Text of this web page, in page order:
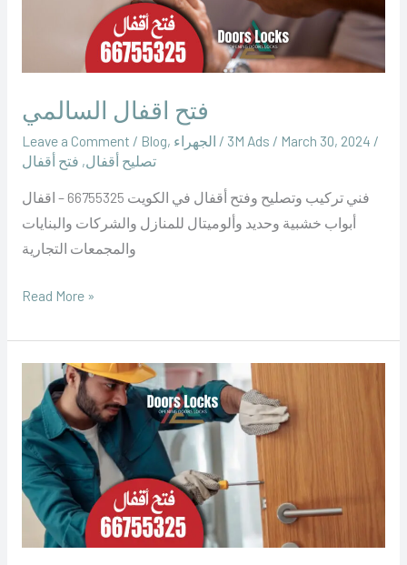
فتح اقفال السالمي
Leave a Comment / Blog, الجهراء / / March 30, 2024 /
تصليح أقفال, فتح أقفال
فني تركيب وتصليح وفتح أقفال في الكويت 66755325 – اقفال
أبواب خشبية وحديد وألوميتال للمنازل والشركات والبنايات
والمجمعات التجارية
Read More »
اقفال
سعد
العبدالله